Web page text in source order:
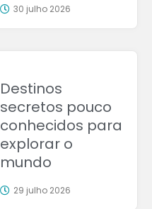
30 julho 2026
Destinos
secretos pouco
conhecidos para
explorar o
mundo
29 julho 2026